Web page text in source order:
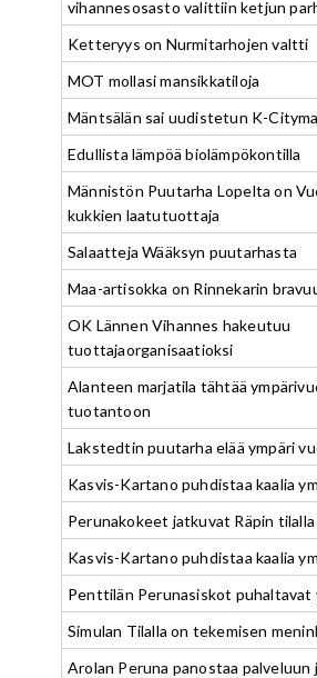
vihannesosasto valittiin ketjun
Ketteryys on Nurmitarhojen valtti
MOT mollasi mansikkatiloja
Mäntsälän sai uudistetun K-
Edullista lämpöä biolämpökontilla
Männistön Puutarha Lopelta on
kukkien laatutuottaja
Salaatteja Wääksyn puutarhasta
Maa-artisokka on Rinnekarin
OK Lännen Vihannes hakeutuu
tuottajaorganisaatioksi
Alanteen marjatila tähtää
tuotantoon
Lakstedtin puutarha elää ympäri
Kasvis-Kartano puhdistaa kaalia
Perunakokeet jatkuvat Räpin tilalla
Kasvis-Kartano puhdistaa kaalia
Penttilän Perunasiskot puhaltavat
Simulan Tilalla on tekemisen
Arolan Peruna panostaa palveluun